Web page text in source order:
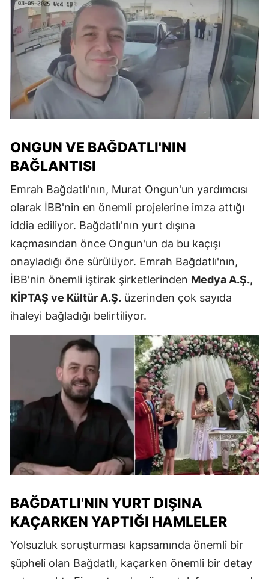
ONGUN VE BAĞDATLI'NIN
BAĞLANTISI
Emrah Bağdatlı'nın, Murat Ongun'un yardımcısı
olarak İBB'nin en önemli projelerine imza attığı
iddia ediliyor. Bağdatlı'nın yurt dışına
kaçmasından önce Ongun'un da bu kaçışı
onayladığı öne sürülüyor. Emrah Bağdatlı'nın,
İBB'nin önemli iştirak şirketlerinden Medya A.Ş.,
KİPTAŞ ve Kültür A.Ş. üzerinden çok sayıda
ihaleyi bağladığı belirtiliyor.
BAĞDATLI'NIN YURT DIŞINA
KAÇARKEN YAPTIĞI HAMLELER
Yolsuzluk soruşturması kapsamında önemli bir
şüpheli olan Bağdatlı, kaçarken önemli bir detay